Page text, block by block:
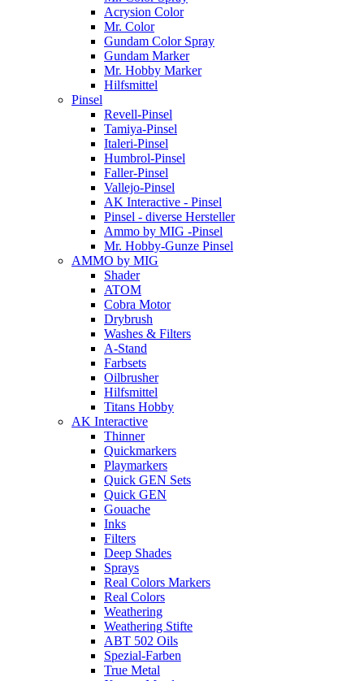
Acrysion Color
Mr. Color
Gundam Color Spray
Gundam Marker
Mr. Hobby Marker
Hilfsmittel
Pinsel
Revell-Pinsel
Tamiya-Pinsel
Italeri-Pinsel
Humbrol-Pinsel
Faller-Pinsel
Vallejo-Pinsel
AK Interactive - Pinsel
Pinsel - diverse Hersteller
Ammo by MIG -Pinsel
Mr. Hobby-Gunze Pinsel
AMMO by MIG
Shader
ATOM
Cobra Motor
Drybrush
Washes & Filters
A-Stand
Farbsets
Oilbrusher
Hilfsmittel
Titans Hobby
AK Interactive
Thinner
Quickmarkers
Playmarkers
Quick GEN Sets
Quick GEN
Gouache
Inks
Filters
Deep Shades
Sprays
Real Colors Markers
Real Colors
Weathering
Weathering Stifte
ABT 502 Oils
Spezial-Farben
True Metal